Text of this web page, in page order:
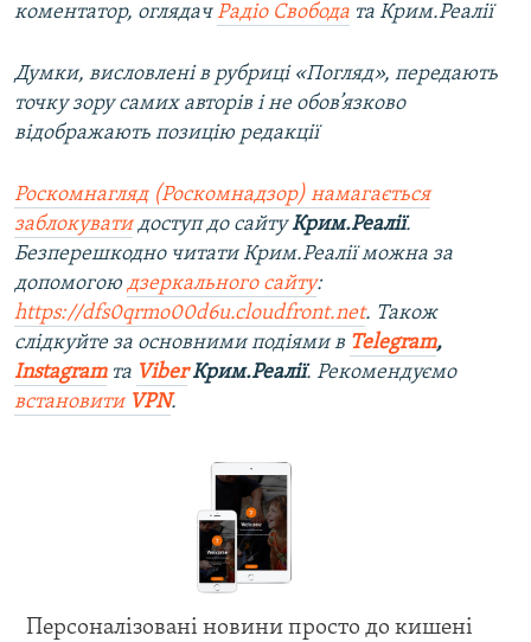
коментатор, оглядачРадіо Свобода та Крим.Реалії
Думки, висловлені в рубриці «Погляд», передають
точку зору самих авторів і не обов’язково
відображають позицію редакції
Роскомнагляд (Роскомнадзор) намагається
заблокуватидоступ до сайтуКрим.Реалії.
Безперешкодно читати Крим.Реалії можна за
допомогою дзеркального сайту:
https://dfs0qrmo00d6u.cloudfront.net. Також
слідкуйте за основними подіями в Telegram,
Instagramта ViberКрим.Реалії. Рекомендуємо
встановити VPN.
Персоналізовані новини просто до кишені